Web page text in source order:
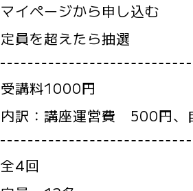
マイページから申し込む
定員を超えたら抽選
受講料1000円
内訳：講座運営費 500円
全4回